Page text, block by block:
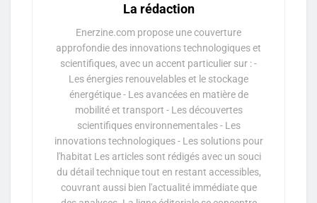
La rédaction
Enerzine.com propose une couverture
approfondie des innovations technologiques et
scientifiques, avec un accent particulier sur : -
Les énergies renouvelables et le stockage
énergétique - Les avancées en matière de
mobilité et transport - Les découvertes
scientifiques environnementales - Les
innovations technologiques - Les solutions pour
l'habitat Les articles sont rédigés avec un souci
du détail technique tout en restant accessibles,
couvrant aussi bien l'actualité immédiate que